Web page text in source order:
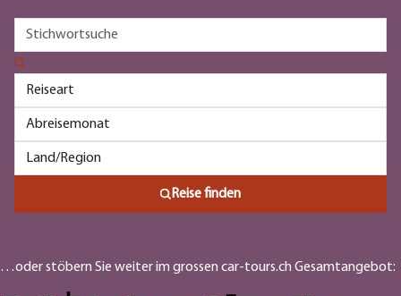
Reise finden
…oder stöbern Sie weiter im grossen car-tours.ch Gesamtangebot: